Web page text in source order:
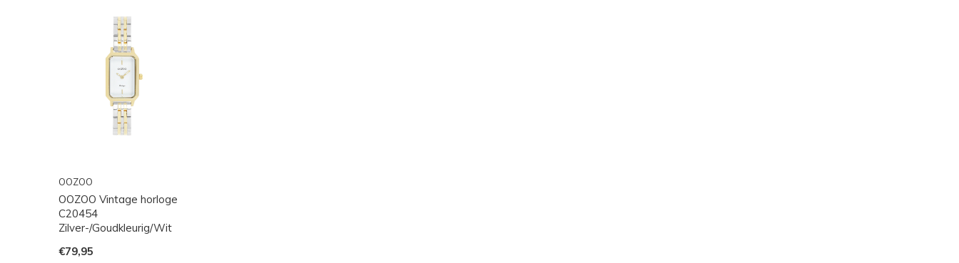
OOZOO
OOZOO Vintage horloge
C20454
Zilver-/Goudkleurig/Wit
€79,95